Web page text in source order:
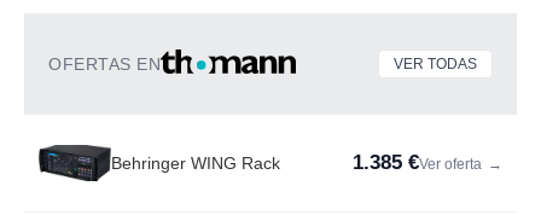
OFERTAS EN VER TODAS
Behringer WING Rack 1.385 €Ver oferta →